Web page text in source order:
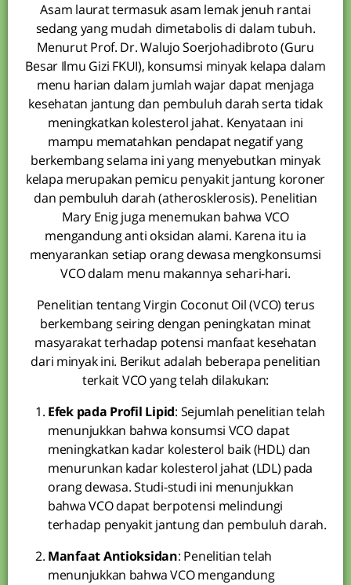
Asam laurat termasuk asam lemak jenuh rantai
sedang yang mudah dimetabolis di dalam tubuh.
Menurut Prof. Dr. Walujo Soerjohadibroto (Guru
Besar Ilmu Gizi FKUI), konsumsi minyak kelapa dalam
menu harian dalam jumlah wajar dapat menjaga
kesehatan jantung dan pembuluh darah serta tidak
meningkatkan kolesterol jahat. Kenyataan ini
mampu mematahkan pendapat negatif yang
berkembang selama ini yang menyebutkan minyak
kelapa merupakan pemicu penyakit jantung koroner
dan pembuluh darah (atherosklerosis). Penelitian
Mary Enig juga menemukan bahwa VCO
mengandung anti oksidan alami. Karena itu ia
menyarankan setiap orang dewasa mengkonsumsi
VCO dalam menu makannya sehari-hari.
Penelitian tentang Virgin Coconut Oil (VCO) terus
berkembang seiring dengan peningkatan minat
masyarakat terhadap potensi manfaat kesehatan
dari minyak ini. Berikut adalah beberapa penelitian
terkait VCO yang telah dilakukan:
Efek pada Profil Lipid: Sejumlah penelitian telah
menunjukkan bahwa konsumsi VCO dapat
meningkatkan kadar kolesterol baik (HDL) dan
menurunkan kadar kolesterol jahat (LDL) pada
orang dewasa. Studi-studi ini menunjukkan
bahwa VCO dapat berpotensi melindungi
terhadap penyakit jantung dan pembuluh darah.
Manfaat Antioksidan: Penelitian telah
menunjukkan bahwa VCO mengandung